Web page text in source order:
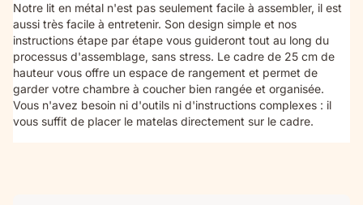
Notre lit en métal n'est pas seulement facile à assembler, il est
aussi très facile à entretenir. Son design simple et nos
instructions étape par étape vous guideront tout au long du
processus d'assemblage, sans stress. Le cadre de 25 cm de
hauteur vous offre un espace de rangement et permet de
garder votre chambre à coucher bien rangée et organisée.
Vous n'avez besoin ni d'outils ni d'instructions complexes : il
vous suffit de placer le matelas directement sur le cadre.